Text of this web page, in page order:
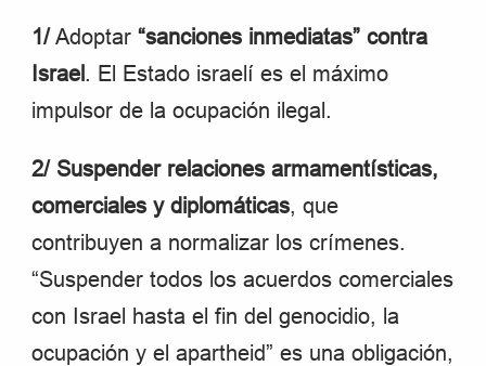
1/Adoptar“sanciones inmediatas” contra
Israel. El Estado israelí es el máximo
impulsor de la ocupación ilegal.
2/ Suspender relaciones armamentísticas,
comerciales y diplomáticas, que
contribuyen a normalizar los crímenes.
“Suspender todos los acuerdos comerciales
con Israel hasta el fin del genocidio, la
ocupación y el apartheid” es una obligación,